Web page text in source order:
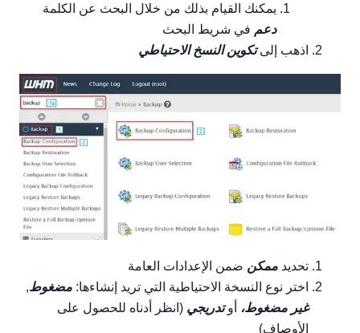
يمكنك القيام بذلك من خلال البحث عن الكلمة
دعم في شريط البحث
اذهب إلىتكوين النسخ الاحتياطي
تحديد ممكن ضمن الإعدادات العامة
اختر نوع النسخة الاحتياطية التي تريد إنشاءها: مضغوط,
غير مضغوط،
أوتدريجي (انظر أدناه للحصول على
الأوصاف)